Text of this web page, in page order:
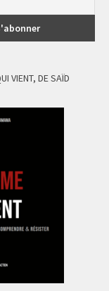
VIENT, DE SAÏD